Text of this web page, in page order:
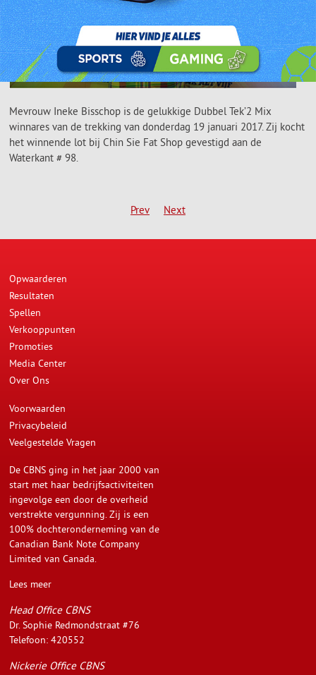
Mevrouw Ineke Bisschop is de gelukkige Dubbel Tek’2 Mix
winnares van de trekking van donderdag 19 januari 2017. Zij kocht
het winnende lot bij Chin Sie Fat Shop gevestigd aan de
Waterkant # 98.
Prev Next
Opwaarderen
Resultaten
Spellen
Verkooppunten
Promoties
Media Center
Over Ons
Voorwaarden
Privacybeleid
Veelgestelde Vragen
De CBNS ging in het jaar 2000 van
start met haar bedrijfsactiviteiten
ingevolge een door de overheid
verstrekte vergunning. Zij is een
100% dochteronderneming van de
Canadian Bank Note Company
Limited van Canada.
Lees meer
Head Office CBNS
Dr. Sophie Redmondstraat #76
Telefoon: 420552
Nickerie Office CBNS